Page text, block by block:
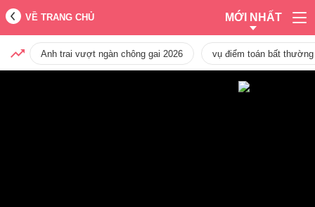
VỀ TRANG CHỦ MỚI NHẤT
Anh trai vượt ngàn chông gai 2026 vụ điểm toán bất